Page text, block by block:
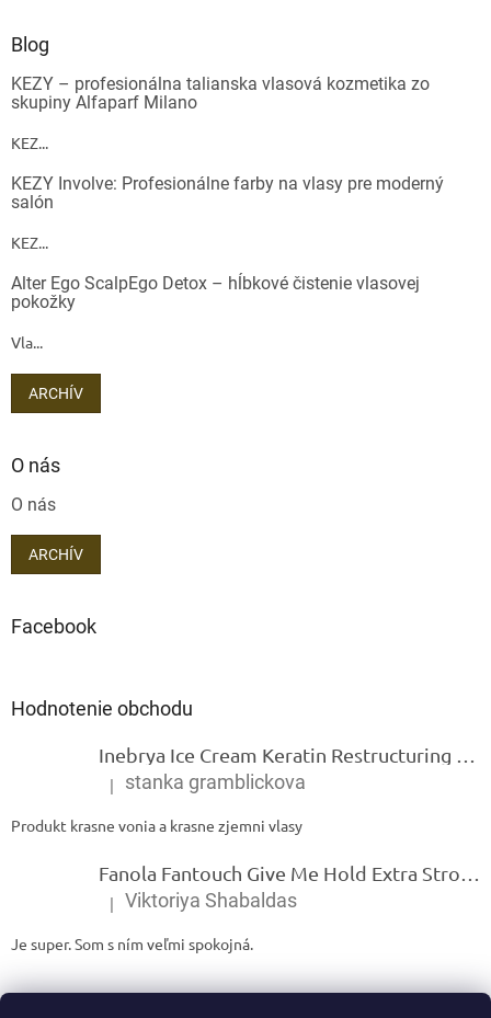
Blog
KEZY – profesionálna talianska vlasová kozmetika zo
skupiny Alfaparf Milano
KEZ...
KEZY Involve: Profesionálne farby na vlasy pre moderný
salón
KEZ...
Alter Ego ScalpEgo Detox – hĺbkové čistenie vlasovej
pokožky
Vla...
ARCHÍV
O nás
O nás
ARCHÍV
Facebook
Hodnotenie obchodu
Inebrya Ice Cream Keratin Restructuring Mask – reštrukturalizačná maska s keratínom 1000 ml
Hodnotenie produktu je 5 z 5 hviezdičiek.
| stanka gramblickova
Produkt krasne vonia a krasne zjemni vlasy
Fanola Fantouch Give Me Hold Extra Strong Fluid Gel - Extra silný rýchloschnúci tekutý gel 250 ml
Hodnotenie produktu je 5 z 5 hviezdičiek.
| Viktoriya Shabaldas
Je super. Som s ním veľmi spokojná.